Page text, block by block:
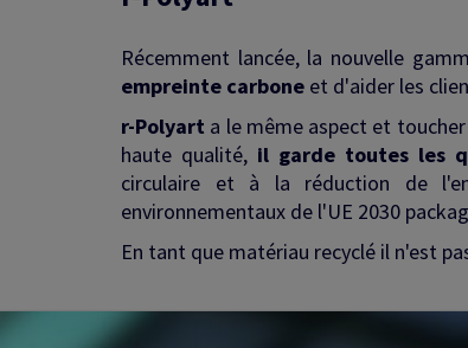
Récemment lancée, la nouvelle
empreinte carbone et d'aider les
r-Polyart a le même aspect et
haute qualité, il garde toutes les
circulaire et à la réduction de
environnementaux de l'UE 2030
En tant que matériau recyclé il n'est